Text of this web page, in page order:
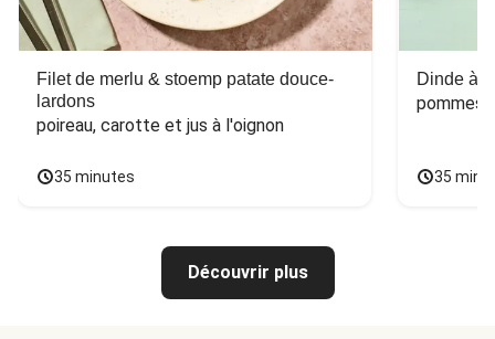
Filet de merlu & stoemp patate douce-
lardons
poireau, carotte et jus à l'oignon
35 minutes
Dinde à
pommes
35
Découvrir plus